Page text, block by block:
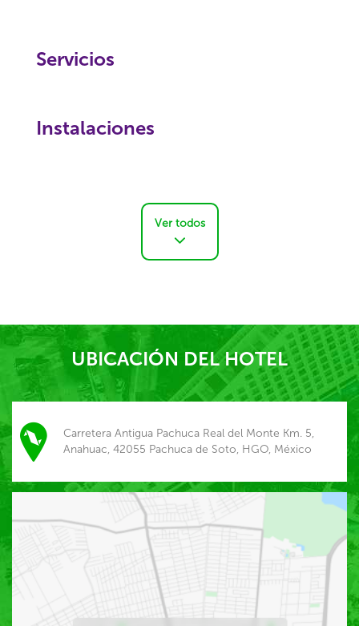
Servicios
Instalaciones
Ver todos
UBICACIÓN DEL HOTEL
Carretera Antigua Pachuca Real del Monte Km. 5,
Anahuac, 42055 Pachuca de Soto, HGO, México